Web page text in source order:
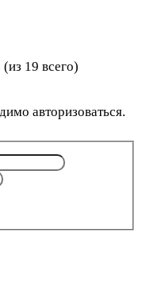
19 всего)
авторизоваться.